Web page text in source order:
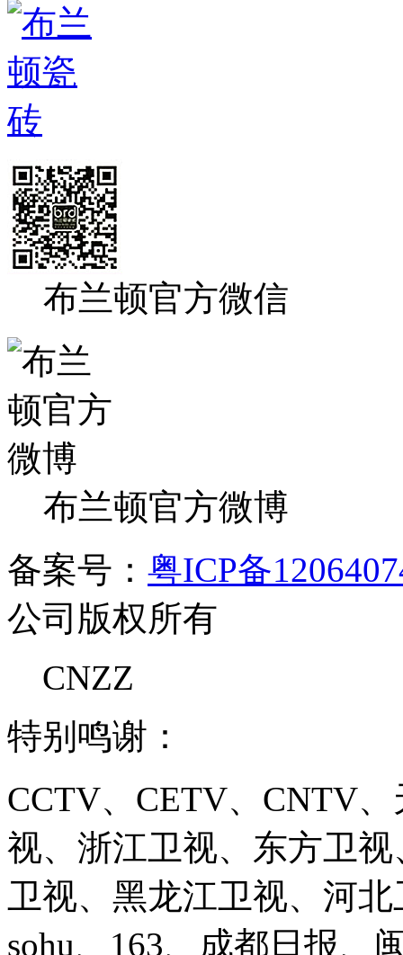
布兰顿官方微信
布兰顿官方微博
备案号： 粤ICP备
公司版权所有
CNZZ
特别鸣谢：
CCTV、CETV、CNTV
视、浙江卫视、东方卫
卫视、黑龙江卫视、河北
sohu、163、成都日报、